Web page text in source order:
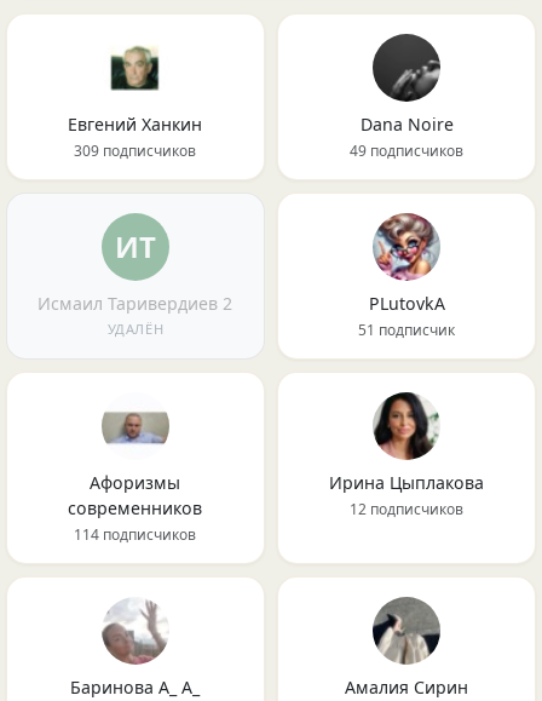
Евгений Ханкин
309 подписчиков
Dana Noire
49 подписчиков
ИТ
Исмаил Таривердиев 2
УДАЛЁН
PLutоvkА
51 подписчик
Афоризмы
современников
114 подписчиков
Ирина Цыплакова
12 подписчиков
Баринова А_ А_ Амалия Сирин